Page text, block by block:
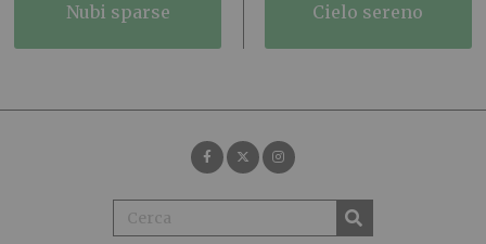
nubi sparse cielo sereno